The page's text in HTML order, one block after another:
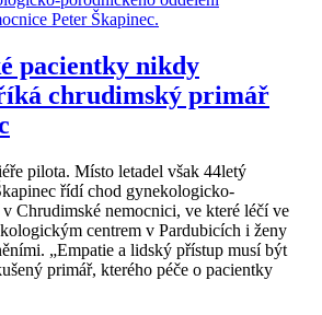
pacientky nikdy
chrudimský primář
pilota. Místo letadel však 44letý
řídí chod gynekologicko-
Chrudimské nemocnici, ve které léčí ve
centrem v Pardubicích i ženy
„Empatie a lidský přístup musí být
primář, kterého péče o pacientky